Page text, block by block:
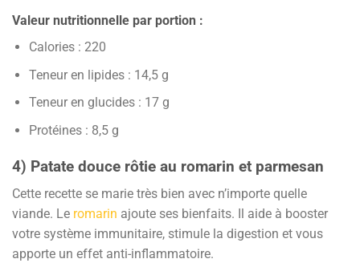
Valeur nutritionnelle par portion :
Calories : 220
Teneur en lipides : 14,5 g
Teneur en glucides : 17 g
Protéines : 8,5 g
4) Patate douce rôtie au romarin et parmesan
Cette recette se marie très bien avec n’importe quelle
viande. Le romarin ajoute ses bienfaits. Il aide à booster
votre système immunitaire, stimule la digestion et vous
apporte un effet anti-inflammatoire.